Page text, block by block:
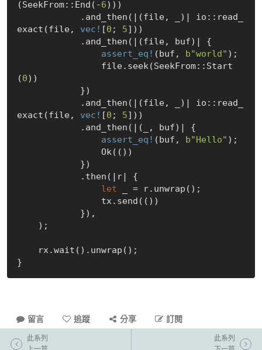
(SeekFrom::End(-6)))
exact(file, vec! [0 ; 5]))
assert_eq! (buf, b"world" );
(0))
exact(file, vec! [0 ; 5]))
assert_eq! (buf, b"Hello" );
Ok(())
let _ = r.unwrap();
留言 追蹤 分享 訂閱
此系列
此系列